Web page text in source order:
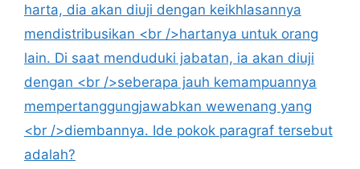
harta, dia akan diuji dengan keikhlasannya
mendistribusikan <br />hartanya untuk orang
lain. Di saat menduduki jabatan, ia akan diuji
dengan <br />seberapa jauh kemampuannya
mempertanggungjawabkan wewenang yang
<br />diembannya. Ide pokok paragraf tersebut
adalah?